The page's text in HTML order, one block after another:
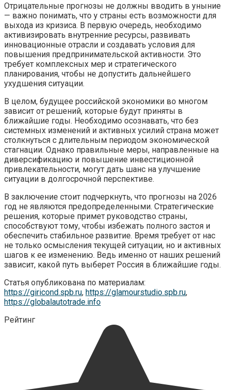
Отрицательные прогнозы не должны вводить в уныние
— важно понимать, что у страны есть возможности для
выхода из кризиса. В первую очередь, необходимо
активизировать внутренние ресурсы, развивать
инновационные отрасли и создавать условия для
повышения предпринимательской активности. Это
требует комплексных мер и стратегического
планирования, чтобы не допустить дальнейшего
ухудшения ситуации.
В целом, будущее российской экономики во многом
зависит от решений, которые будут приняты в
ближайшие годы. Необходимо осознавать, что без
системных изменений и активных усилий страна может
столкнуться с длительным периодом экономической
стагнации. Однако правильные меры, направленные на
диверсификацию и повышение инвестиционной
привлекательности, могут дать шанс на улучшение
ситуации в долгосрочной перспективе.
В заключение стоит подчеркнуть, что прогнозы на 2026
год не являются предопределенными. Стратегические
решения, которые примет руководство страны,
способствуют тому, чтобы избежать полного застоя и
обеспечить стабильное развитие. Время требует от нас
не только осмысления текущей ситуации, но и активных
шагов к ее изменению. Ведь именно от наших решений
зависит, какой путь выберет Россия в ближайшие годы.
Статья опубликована по материалам:
https://giricond.spb.ru, https://glamourstudio.spb.ru,
https://globalautotrade.info
Рейтинг